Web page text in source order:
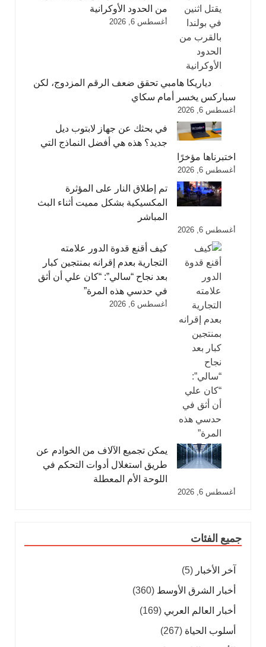
من الحدود الأوكرانية
أغسطس 6, 2026
دياريكا هامبي تحقق ضعف الرقم المزدوج، لكن
سباركس يخسر أمام سكاي
أغسطس 6, 2026
في بحثك عن جهاز لابتوب ديل
جديد؟ هذه هي أفضل النماذج التي
اختبرناها مؤخرًا
أغسطس 6, 2026
تم إطلاق النار على المؤثرة
المكسيكية بشكل مميت أثناء البث
المباشر
أغسطس 6, 2026
كيف أقنع قدوة الدور علامته
التجارية بعدم إقرانه بمنتجين كبار
بعد نجاح “سالي”: “كان علي أن أثق
في حدسي هذه المرة”
أغسطس 6, 2026
يمكن تجميع الآلاف من الخوادم عن
طريق استغلال أدوات التحكم في
اللوحة الأم المعطلة
أغسطس 6, 2026
جميع الفئات
آخر الأخبار (5)
أخبار الشرق الأوسط (360)
أخبار العالم العربي (169)
أسلوب الحياة (267)